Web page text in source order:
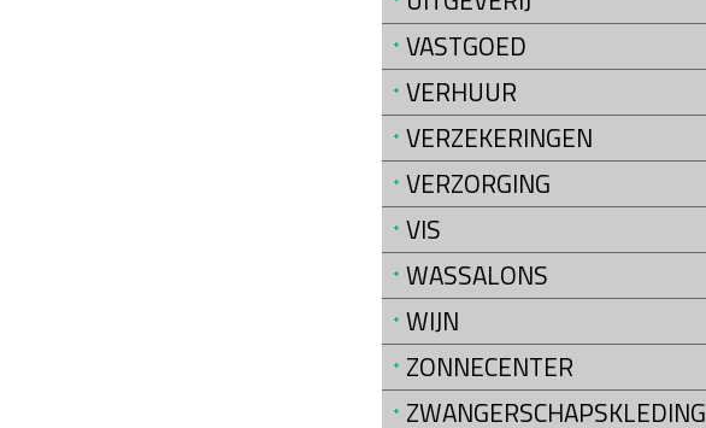
VASTGOED
VERHUUR
VERZEKERINGEN
VERZORGING
VIS
WASSALONS
WIJN
ZONNECENTER
ZWANGERSCHAPSKLEDING